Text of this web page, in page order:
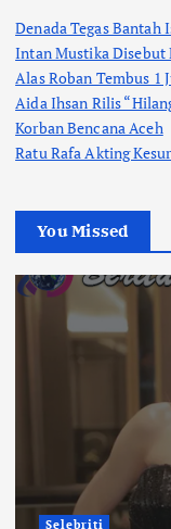
Denada Tegas Bantah
Intan Mustika Disebut
Alas Roban Tembus 1
Aida Ihsan Rilis
Korban Bencana Aceh
Ratu Rafa Akting
You Missed
Selebriti